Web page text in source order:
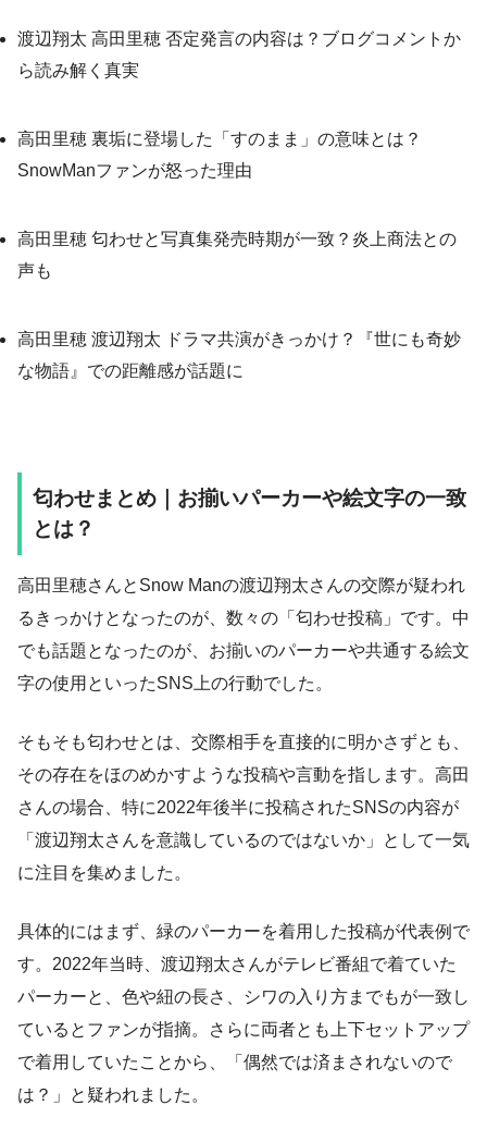
渡辺翔太 高田里穂 否定発言の内容は？ブログコメントか
ら読み解く真実
高田里穂 裏垢に登場した「すのまま」の意味とは？
SnowManファンが怒った理由
高田里穂 匂わせと写真集発売時期が一致？炎上商法との
声も
高田里穂 渡辺翔太 ドラマ共演がきっかけ？『世にも奇妙
な物語』での距離感が話題に
匂わせまとめ｜お揃いパーカーや絵文字の一致
とは？
高田里穂さんとSnow Manの渡辺翔太さんの交際が疑われ
るきっかけとなったのが、数々の「匂わせ投稿」です。中
でも話題となったのが、お揃いのパーカーや共通する絵文
字の使用といったSNS上の行動でした。
そもそも匂わせとは、交際相手を直接的に明かさずとも、
その存在をほのめかすような投稿や言動を指します。高田
さんの場合、特に2022年後半に投稿されたSNSの内容が
「渡辺翔太さんを意識しているのではないか」として一気
に注目を集めました。
具体的にはまず、緑のパーカーを着用した投稿が代表例で
す。2022年当時、渡辺翔太さんがテレビ番組で着ていた
パーカーと、色や紐の長さ、シワの入り方までもが一致し
ているとファンが指摘。さらに両者とも上下セットアップ
で着用していたことから、「偶然では済まされないので
は？」と疑われました。